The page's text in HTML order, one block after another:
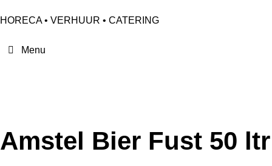
HORECA • VERHUUR • CATERING
Amstel Bier Fust 50